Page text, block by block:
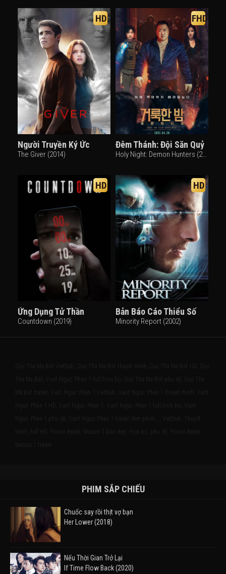
HD
Người Truyền Ký Ức
The Giver (2014)
FHD
Đêm Thánh: Đội Săn Quỷ
Holy Night: Demon Hunters (2025)
HD
Ứng Dụng Tử Thần
Countdown (2019)
HD
Bản Báo Cáo Thiểu Số
Minority Report (2002)
Quỷ Tha Ma Bắt VietSub, Quỷ Tha Ma Bắt thuyết minh, Quỷ Tha Ma Bắt HD, Quỷ
Tha Ma Bắt, Vượt Ngục: Phần 1 full/trọn bộ, Quỷ Tha Ma Bắt phụ đề, Quỷ Tha
Ma Bắt trailer, Vuot Nguc: Phan 1 VietSub, Vuot Nguc: Phan 1 thuyet minh, Vuot
Nguc: Phan 1 HD, Vuot Nguc: Phan 1, Vuot Nguc: Phan 1 full/tron bo, Vuot
Nguc: Phan 1 phu de, Vuot Nguc: Phan 1 trailer Xem phim , , VietSub, Thuyết
minh, full HD, Prison Break: Season 1 bản đẹp, trọn bộ, phụ đề, Prison Break:
Season 1 trailer
PHIM SẮP CHIẾU
Chuốc say rồi thịt vợ bạn
Her Lower (2018)
Nếu Thời Gian Trở Lại
If Time Flow Back (2020)